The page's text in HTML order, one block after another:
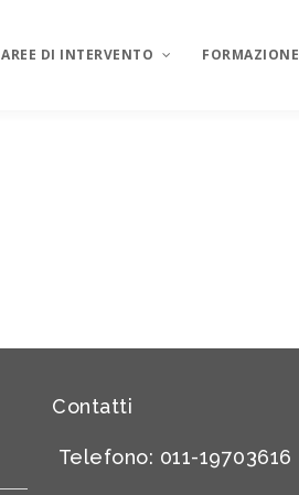
AREE DI INTERVENTO FORMAZIONE
Contatti
Telefono: 011-19703616